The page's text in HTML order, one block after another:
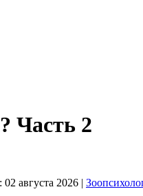
Часть 2
августа 2026 |